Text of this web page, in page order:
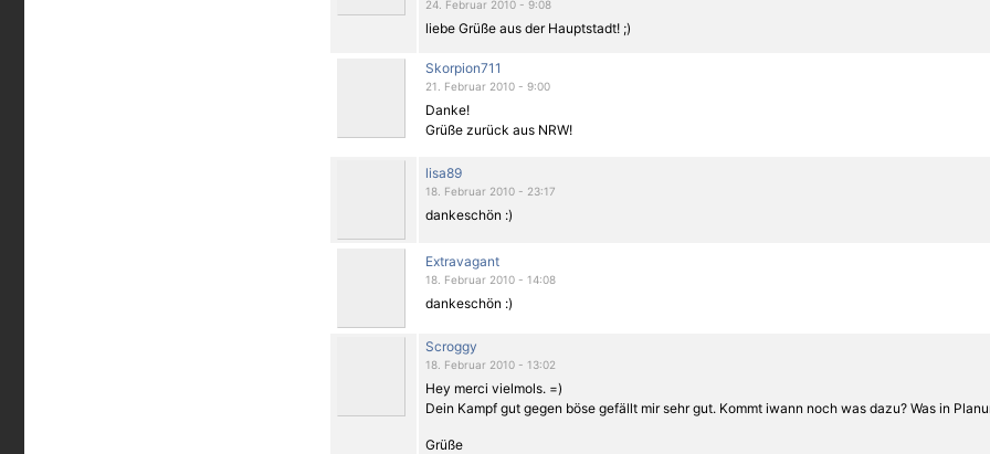
24. Februar 2010 - 9:08
liebe Grüße aus der Hauptstadt! ;)
Skorpion711
21. Februar 2010 - 9:00
Danke!
Grüße zurück aus NRW!
lisa89
18. Februar 2010 - 23:17
dankeschön :)
Extravagant
18. Februar 2010 - 14:08
dankeschön :)
Scroggy
18. Februar 2010 - 13:02
Hey merci vielmols. =)
Dein Kampf gut gegen böse gefällt mir sehr gut. Kommt iwann noch was dazu? Was in
Grüße